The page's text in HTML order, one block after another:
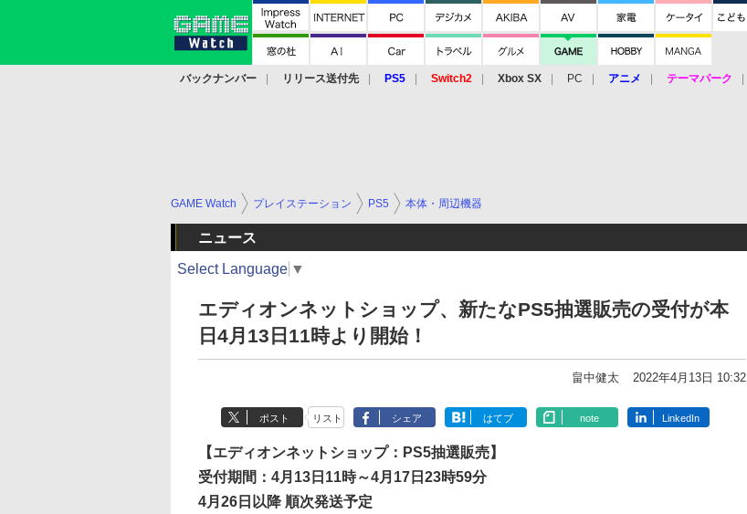
バックナンバー リリース送付先 PS5 Switch2 Xbox SX PC アニメ テーマパーク
GAME Watch プレイステーション PS5 本体・周辺機器
ニュース
Select Language ▼
エディオンネットショップ、新たなPS5抽選販売の受付が本
日4月13日11時より開始！
畠中健太 2022年4月13日 10:32
ポスト リスト シェア はてブ note LinkedIn
【エディオンネットショップ：PS5抽選販売】
受付期間：4月13日11時～4月17日23時59分
4月26日以降 順次発送予定